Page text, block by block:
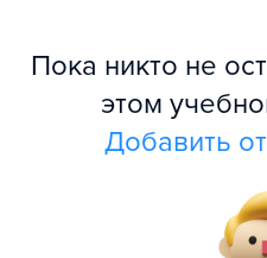
Пока никто не
этом
Добавить